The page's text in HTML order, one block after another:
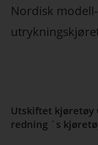
Nordisk modell-
Utskiftet kjøretøy
redning `s